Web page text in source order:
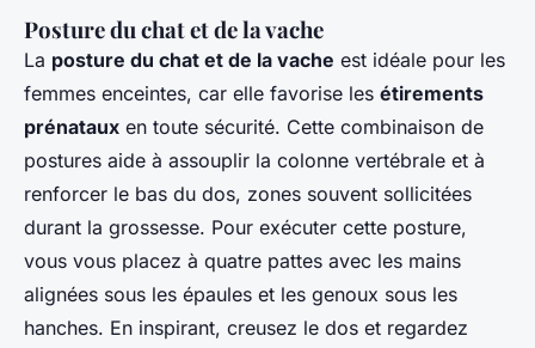
Posture du chat et de la vache
La posture du chat et de la vache est idéale pour les
femmes enceintes, car elle favorise les étirements
prénataux en toute sécurité. Cette combinaison de
postures aide à assouplir la colonne vertébrale et à
renforcer le bas du dos, zones souvent sollicitées
durant la grossesse. Pour exécuter cette posture,
vous vous placez à quatre pattes avec les mains
alignées sous les épaules et les genoux sous les
hanches. En inspirant, creusez le dos et regardez